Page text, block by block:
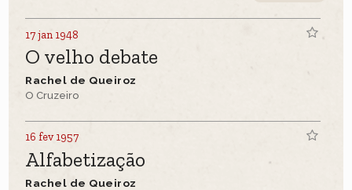
17 jan 1948
O velho debate
Rachel de Queiroz
O Cruzeiro
16 fev 1957
Alfabetização
Rachel de Queiroz